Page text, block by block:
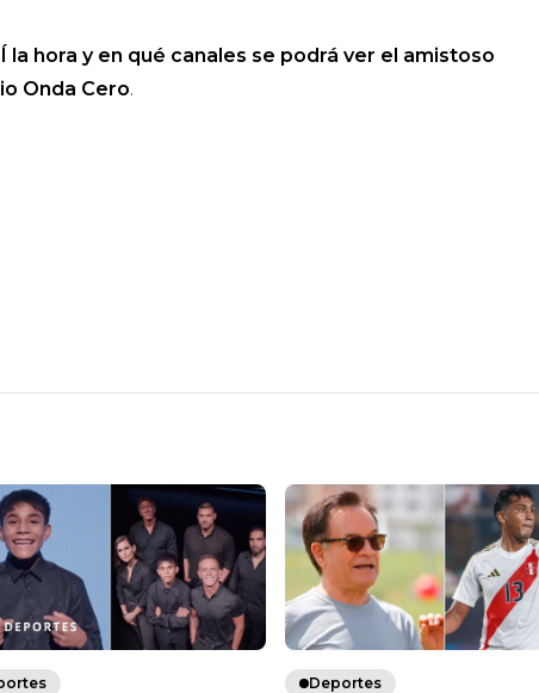
la hora y en qué canales se podrá ver el amistoso
Onda Cero.
Deportes